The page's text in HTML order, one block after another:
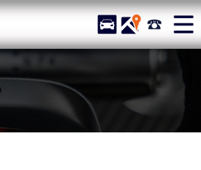
TUCグループ メルセデスベ
STOCK ACCESS 043-
在庫リスト
アクセスマップ